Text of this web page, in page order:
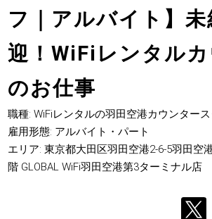
フ｜アルバイト】未
迎！WiFiレンタル
のお仕事
職種: WiFiレンタルの羽田空港カウンター
雇用形態: アルバイト・パート
エリア: 東京都大田区羽田空港2-6-5羽田空
階 GLOBAL WiFi羽田空港第3ターミナル店